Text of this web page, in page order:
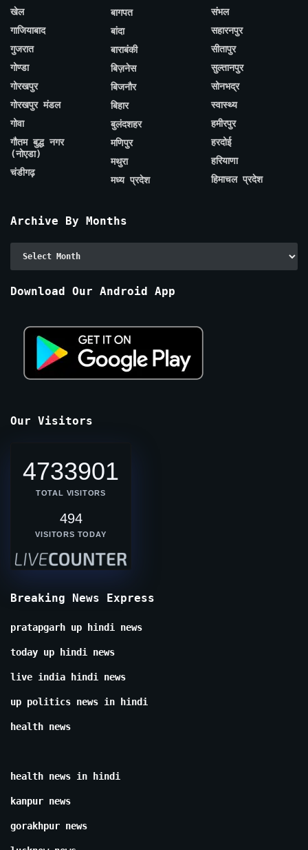
खेल
गाजियाबाद
गुजरात
गोण्डा
गोरखपुर
गोरखपुर मंडल
गोवा
गौतम बुद्ध नगर
(नोएडा)
चंडीगढ़
बागपत
बांदा
बाराबंकी
बिज़नेस
बिजनौर
बिहार
बुलंदशहर
मणिपुर
मथुरा
मध्य प्रदेश
संभल
सहारनपुर
सीतापुर
सुल्तानपुर
सोनभद्र
स्वास्थ्य
हमीरपुर
हरदोई
हरियाणा
हिमाचल प्रदेश
Archive By Months
Download Our Android App
Our Visitors
4733901
TOTAL VISITORS
494
VISITORS TODAY
Breaking News Express
pratapgarh up hindi news
today up hindi news
live india hindi news
up politics news in hindi
health news
health news in hindi
kanpur news
gorakhpur news